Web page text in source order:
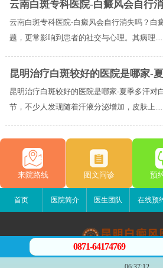
云南白斑专科医院-白癜风会自行
云南白斑专科医院-白癜风会自行消失吗？白
题，更常影响到患者的社交与心理。其病理.....
昆明治疗白斑较好的医院是哪家-
昆明治疗白斑较好的医院是哪家-夏季多汗对
节，不少人发现随着汗液分泌增加，皮肤上.....
来院路线 图文问诊 预
首页 医院简介 医生团队 在线预
昆明白癜风医
0871-64174769